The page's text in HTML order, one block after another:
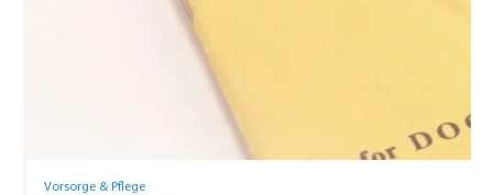
Vorsorge & Pflege